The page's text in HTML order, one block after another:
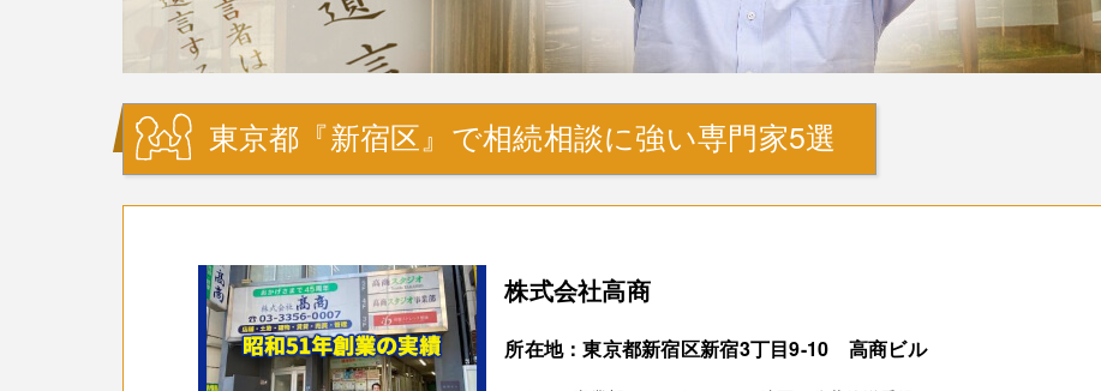
東京都『新宿区』で相続相談に強い専門家5選
株式会社高商
所在地：東京都新宿区新宿3丁目9-10 高商ビル